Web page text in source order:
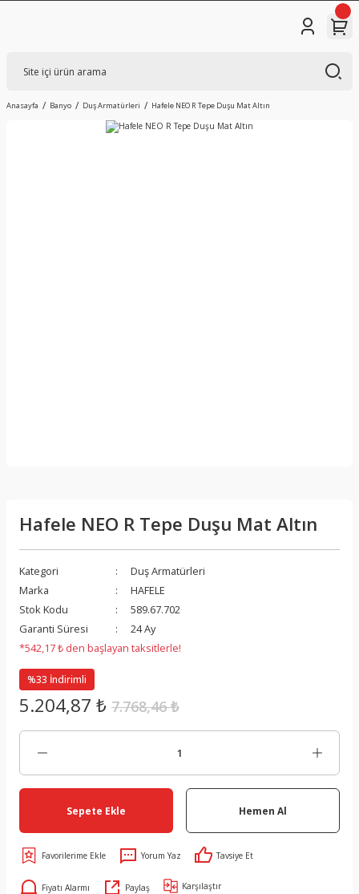
Anasayfa Banyo Duş Armatürleri Hafele NEO R Tepe Duşu Mat Altın
Hafele NEO R Tepe Duşu Mat Altın
Kategori
Duş Armatürleri
Marka
HAFELE
Stok Kodu
589.67.702
Garanti Süresi
24 Ay
*542,17 ₺ den başlayan taksitlerle!
%33 İndirimli
5.204,87 ₺ 7.768,46 ₺
Sepete Ekle Hemen Al
Yorum Yaz Tavsiye Et
Fiyatı Alarmı Paylaş Karşılaştır